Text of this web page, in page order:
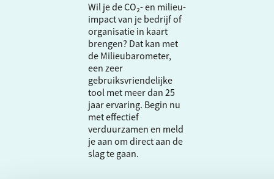
Wil je de CO₂- en milieu-
impact van je bedrijf of
organisatie in kaart
brengen? Dat kan met
de Milieubarometer,
een zeer
gebruiksvriendelijke
tool met meer dan 25
jaar ervaring. Begin nu
met effectief
verduurzamen en meld
je aan om direct aan de
slag te gaan.